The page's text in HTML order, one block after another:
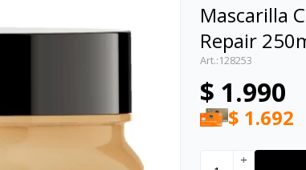
Mascarilla
Repair
128253
$ 1.990
$ 1.692
add